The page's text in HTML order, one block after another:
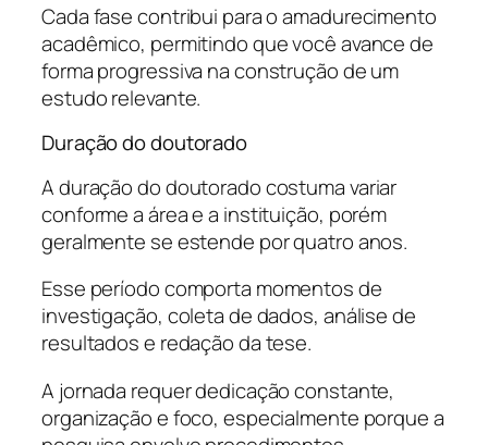
Cada fase contribui para o amadurecimento
acadêmico, permitindo que você avance de
forma progressiva na construção de um
estudo relevante.
Duração do doutorado
A duração do doutorado costuma variar
conforme a área e a instituição, porém
geralmente se estende por quatro anos.
Esse período comporta momentos de
investigação, coleta de dados, análise de
resultados e redação da tese.
A jornada requer dedicação constante,
organização e foco, especialmente porque a